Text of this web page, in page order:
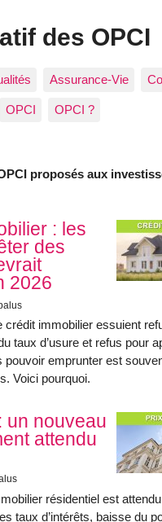
des OPCI
Assurance-Vie
OPCI OPCI ?
proposés aux
récents
: les
des
2026
crédit immobilier essuient
taux d’usure et refus pour
pouvoir emprunter est
Voici pourquoi.
un nouveau
attendu
résidentiel est
taux d’intérêts, baisse du